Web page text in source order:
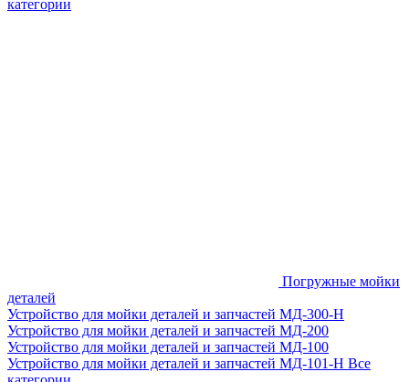
категории
Погружные мойки
деталей
Устройство для мойки деталей и запчастей МД-300-H
Устройство для мойки деталей и запчастей МД-200
Устройство для мойки деталей и запчастей МД-100
Устройство для мойки деталей и запчастей МД-101-Н Все